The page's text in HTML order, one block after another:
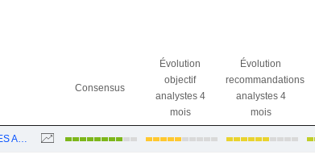
Consensus
Évolution
objectif
analystes 4
mois
Évolution
recommandations
analystes 4
mois
HONG KONG EXCHANGES AND CLEARING LIMITED